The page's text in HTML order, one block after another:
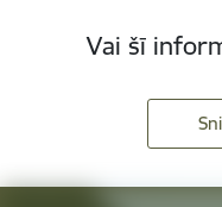
Vai šī